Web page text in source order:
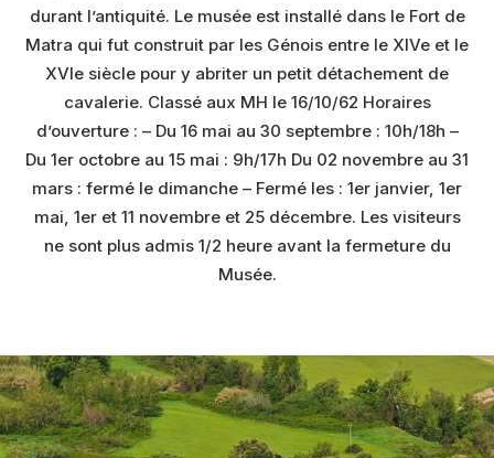
durant l’antiquité. Le musée est installé dans le Fort de
Matra qui fut construit par les Génois entre le XIVe et le
XVIe siècle pour y abriter un petit détachement de
cavalerie. Classé aux MH le 16/10/62 Horaires
d’ouverture : – Du 16 mai au 30 septembre : 10h/18h –
Du 1er octobre au 15 mai : 9h/17h Du 02 novembre au 31
mars : fermé le dimanche – Fermé les : 1er janvier, 1er
mai, 1er et 11 novembre et 25 décembre. Les visiteurs
ne sont plus admis 1/2 heure avant la fermeture du
Musée.